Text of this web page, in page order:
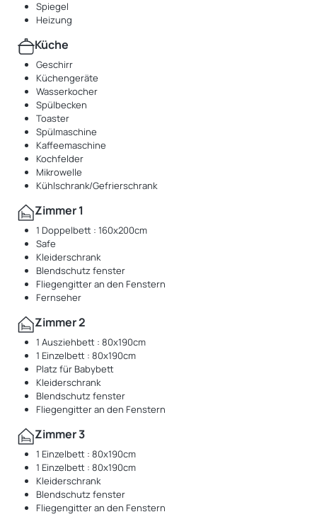
Spiegel
Heizung
Küche
Geschirr
Küchengeräte
Wasserkocher
Spülbecken
Toaster
Spülmaschine
Kaffeemaschine
Kochfelder
Mikrowelle
Kühlschrank/Gefrierschrank
Zimmer 1
1 Doppelbett : 160x200cm
Safe
Kleiderschrank
Blendschutz fenster
Fliegengitter an den Fenstern
Fernseher
Zimmer 2
1 Ausziehbett : 80x190cm
1 Einzelbett : 80x190cm
Platz für Babybett
Kleiderschrank
Blendschutz fenster
Fliegengitter an den Fenstern
Zimmer 3
1 Einzelbett : 80x190cm
1 Einzelbett : 80x190cm
Kleiderschrank
Blendschutz fenster
Fliegengitter an den Fenstern